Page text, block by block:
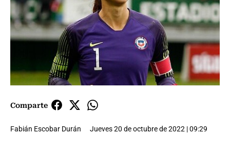
Comparte
Fabián Escobar Durán Jueves 20 de octubre de 2022 | 09:29